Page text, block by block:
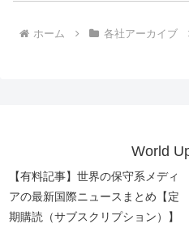
ホーム 各社アーカイブ
World
【有料記事】世界の保守系メディ
アの最新国際ニュースまとめ【定
期購読（サブスクリプション）】